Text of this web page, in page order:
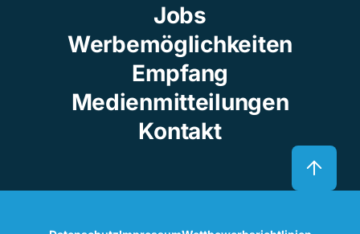
Jobs
Werbemöglichkeiten
Empfang
Medienmitteilungen
Kontakt